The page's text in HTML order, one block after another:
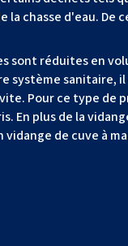
la chasse d'eau. De
sont réduites en
système sanitaire,
Pour ce type de
En plus de la
de cuve à